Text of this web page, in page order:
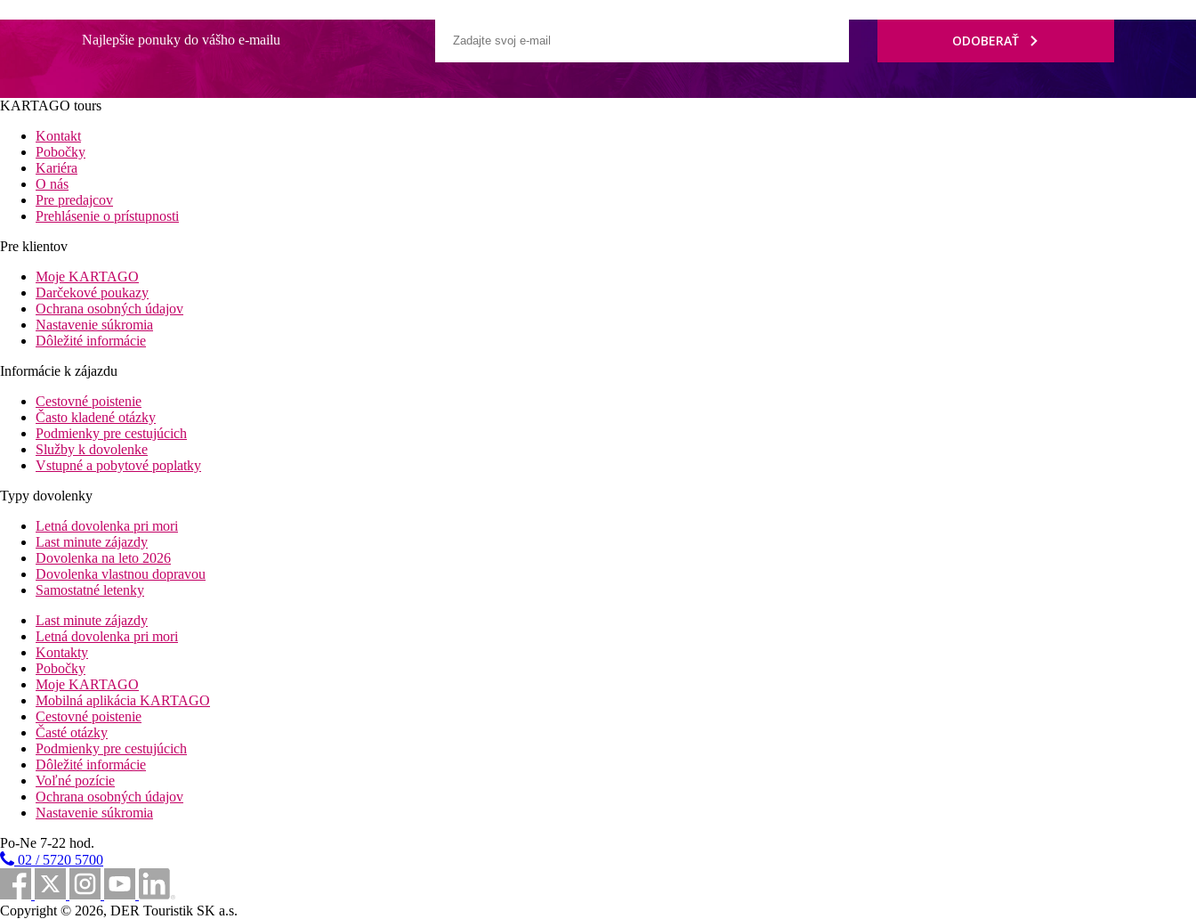
Najlepšie ponuky do vášho e-mailu ODOBERAŤ
KARTAGO tours
Kontakt
Pobočky
Kariéra
O nás
Pre predajcov
Prehlásenie o prístupnosti
Pre klientov
Moje KARTAGO
Darčekové poukazy
Ochrana osobných údajov
Nastavenie súkromia
Dôležité informácie
Informácie k zájazdu
Cestovné poistenie
Často kladené otázky
Podmienky pre cestujúcich
Služby k dovolenke
Vstupné a pobytové poplatky
Typy dovolenky
Letná dovolenka pri mori
Last minute zájazdy
Dovolenka na leto 2026
Dovolenka vlastnou dopravou
Samostatné letenky
Last minute zájazdy
Letná dovolenka pri mori
Kontakty
Pobočky
Moje KARTAGO
Mobilná aplikácia KARTAGO
Cestovné poistenie
Časté otázky
Podmienky pre cestujúcich
Dôležité informácie
Voľné pozície
Ochrana osobných údajov
Nastavenie súkromia
Po-Ne 7-22 hod.
02 / 5720 5700
Copyright © 2026, DER Touristik SK a.s.